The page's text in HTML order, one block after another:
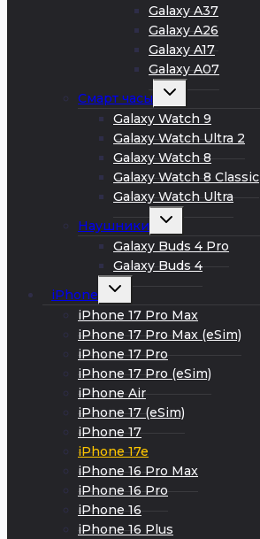
Galaxy A37
Galaxy A26
Galaxy A17
Galaxy A07
Смарт часы
Развернуть
дочернее
меню
Galaxy Watch 9
Galaxy Watch Ultra 2
Galaxy Watch 8
Galaxy Watch 8 Classic
Galaxy Watch Ultra
Наушники
Развернуть
дочернее
меню
Galaxy Buds 4 Pro
Galaxy Buds 4
iPhone
Развернуть
дочернее
меню
iPhone 17 Pro Max
iPhone 17 Pro Max (eSim)
iPhone 17 Pro
iPhone 17 Pro (eSim)
iPhone Air
iPhone 17 (eSim)
iPhone 17
iPhone 17e
iPhone 16 Pro Max
iPhone 16 Pro
iPhone 16
iPhone 16 Plus